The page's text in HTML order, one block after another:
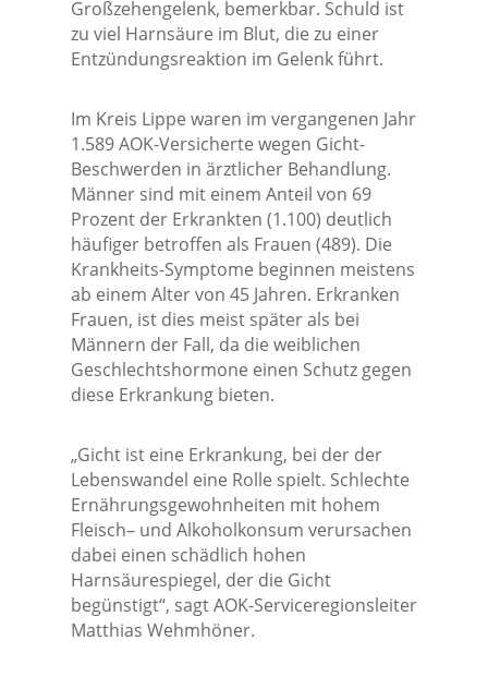
Großzehengelenk, bemerkbar. Schuld ist
zu viel Harnsäure im Blut, die zu einer
Entzündungsreaktion im Gelenk führt.
Im Kreis Lippe waren im vergangenen Jahr
1.589 AOK-Versicherte wegen Gicht-
Beschwerden in ärztlicher Behandlung.
Männer sind mit einem Anteil von 69
Prozent der Erkrankten (1.100) deutlich
häufiger betroffen als Frauen (489). Die
Krankheits-Symptome beginnen meistens
ab einem Alter von 45 Jahren. Erkranken
Frauen, ist dies meist später als bei
Männern der Fall, da die weiblichen
Geschlechtshormone einen Schutz gegen
diese Erkrankung bieten.
„Gicht ist eine Erkrankung, bei der der
Lebenswandel eine Rolle spielt. Schlechte
Ernährungsgewohnheiten mit hohem
Fleisch– und Alkoholkonsum verursachen
dabei einen schädlich hohen
Harnsäurespiegel, der die Gicht
begünstigt“, sagt AOK-Serviceregionsleiter
Matthias Wehmhöner.